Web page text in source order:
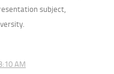
subject,
AM